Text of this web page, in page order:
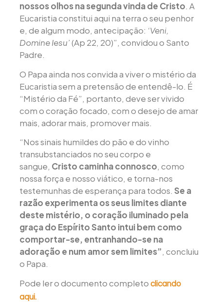
nossos olhos na segunda vinda de Cristo. A
Eucaristia constitui aqui na terra o seu penhor
e, de algum modo, antecipação: ‘Veni,
Domine Iesu’(Ap 22, 20)”, convidou o Santo
Padre.
O Papa ainda nos convida a viver o mistério da
Eucaristia sem a pretensão de entendê-lo. É
“Mistério da Fé”, portanto, deve ser vivido
com o coração focado, com o desejo de amar
mais, adorar mais, promover mais.
“Nos sinais humildes do pão e do vinho
transubstanciados no seu corpo e
sangue, Cristo caminha connosco, como
nossa força e nosso viático, e torna-nos
testemunhas de esperança para todos. Se a
razão experimenta os seus limites diante
deste mistério, o coração iluminado pela
graça do Espírito Santo intui bem como
comportar-se, entranhando-se na
adoração e num amor sem limites”, concluiu
o Papa.
Pode ler o documento completo clicando
aqui.